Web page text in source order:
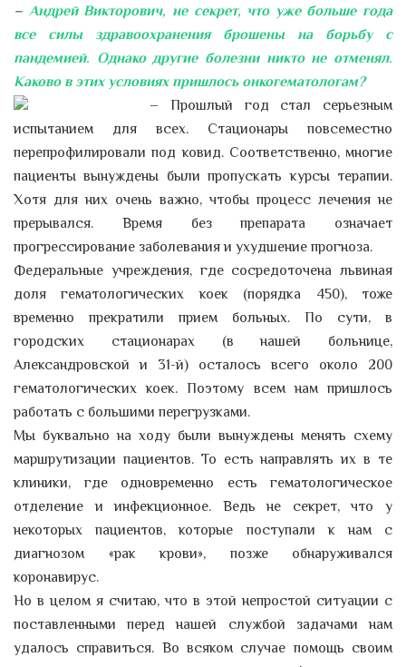
– Андрей Викторович, не секрет, что уже больше года
все силы здравоохранения брошены на борьбу с
пандемией. Однако другие болезни никто не отменял.
Каково в этих условиях пришлось онкогематологам?
– Прошлый год стал серьезным
испытанием для всех. Стационары повсеместно
перепрофилировали под ковид. Соответственно, многие
пациенты вынуждены были пропускать курсы терапии.
Хотя для них очень важно, чтобы процесс лечения не
прерывался. Время без препарата означает
прогрессирование заболевания и ухудшение прогноза.
Федеральные учреждения, где сосредоточена львиная
доля гематологических коек (порядка 450), тоже
временно прекратили прием больных. По сути, в
городских стационарах (в нашей больнице,
Александровской и 31-й) осталось всего около 200
гематологических коек. Поэтому всем нам пришлось
работать с большими перегрузками.
Мы буквально на ходу были вынуждены менять схему
маршрутизации пациентов. То есть направлять их в те
клиники, где одновременно есть гематологическое
отделение и инфекционное. Ведь не секрет, что у
некоторых пациентов, которые поступали к нам с
диагнозом «рак крови», позже обнаруживался
коронавирус.
Но в целом я считаю, что в этой непростой ситуации с
поставленными перед нашей службой задачами нам
удалось справиться. Во всяком случае помощь своим